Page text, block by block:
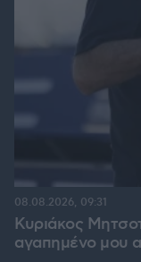
Κυριάκος
αγαπημένο μου
08.08.2026, 09:31